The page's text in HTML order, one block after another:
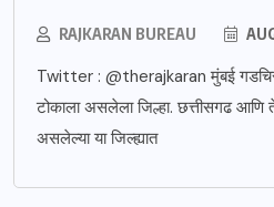
RAJKARAN BUREAU
Twitter : @therajkaran मुंबई
टोकाला असलेला जिल्हा. छत्तीसगढ आणि
असलेल्या या जिल्ह्यात